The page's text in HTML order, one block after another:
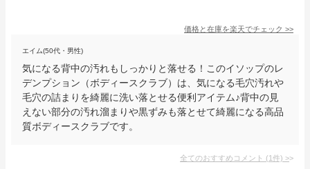
価格と在庫を楽天でチェック >>
エイム(50代・男性)
気になる背中の汚れもしっかりと落せる！このイソップのレ
デンプション（ボディースクラブ）は、気になる毛穴汚れや
毛穴の詰まりを綺麗に洗い落とせる便利アイテム♪背中の見
えない部分の汚れ溜まりや黒ずみも落とせて綺麗になる高品
質ボディースクラブです。
全てのおすすめコメント (1件) >